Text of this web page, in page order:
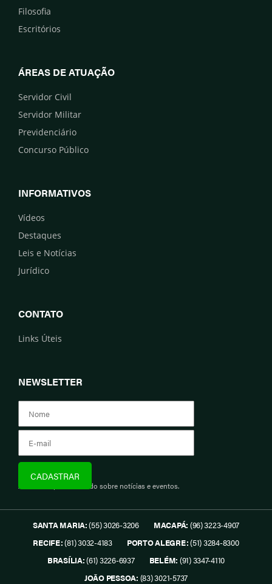
Filosofia
Escritórios
ÁREAS DE ATUAÇÃO
Servidor Civil
Servidor Militar
Previdenciário
Concurso Público
INFORMATIVOS
Vídeos
Destaques
Leis e Notícias
Jurídico
CONTATO
Links Úteis
NEWSLETTER
Assine e fique informado sobre notícias e eventos.
SANTA MARIA:(55) 3026-3206 MACAPÁ: (96) 3223-4907
RECIFE:(81) 3032-4183 PORTO ALEGRE:(51) 3284-8300
BRASÍLIA:(61) 3226-6937 BELÉM: (91) 3347-4110
JOÃO PESSOA: (83) 3021-5737